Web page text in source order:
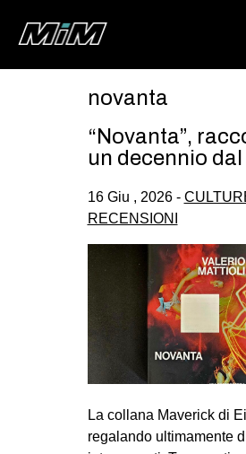
ABOUT
AREA
DEGENERAZIONE
GAZA
CSOA
STUDENTI
ZAM
MILANO
MOBILITAZIONI
novanta
“Novanta”,
un decennio
16 Giu , 2026 -
RECENSIONI
La collana Maverick di
regalando ultimamente